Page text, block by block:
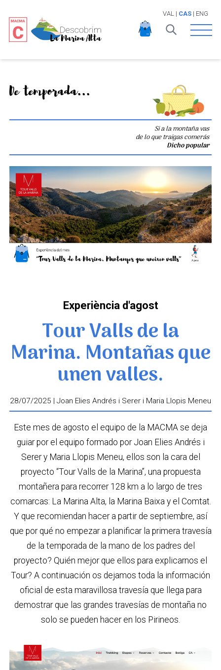
VAL | CAS| ENG
Open
De temporada...
Si a la montaña vas
de lo que traigas comerás
Dicho popular
Experiència d'agost
Tour Valls de la
Marina. Montañas que
unen valles.
28/07/2025 | Joan Elies Andrés i Serer i Maria Llopis Meneu
Este mes de agosto el equipo de la MACMA se deja
guiar por el equipo formado por Joan Elies Andrés i
Serer y Maria Llopis Meneu, ellos son la cara del
proyecto “Tour Valls de la Marina”, una propuesta
montañera para recorrer 128 km a lo largo de tres
comarcas: La Marina Alta, la Marina Baixa y el Comtat.
Y que recomiendan hacer a partir de septiembre, así
que por qué no empezar a planificar la primera travesía
de la temporada de la mano de los padres del
proyecto? Quién mejor que ellos para explicarnos el
Tour? A continuación os dejamos toda la información
oficial de esta maravillosa travesía que llega para
demostrar que las grandes travesías de montaña no
solo se pueden hacer en los Pirineos.